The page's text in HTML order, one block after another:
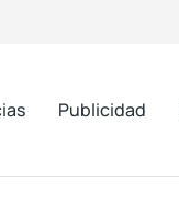
Publicidad